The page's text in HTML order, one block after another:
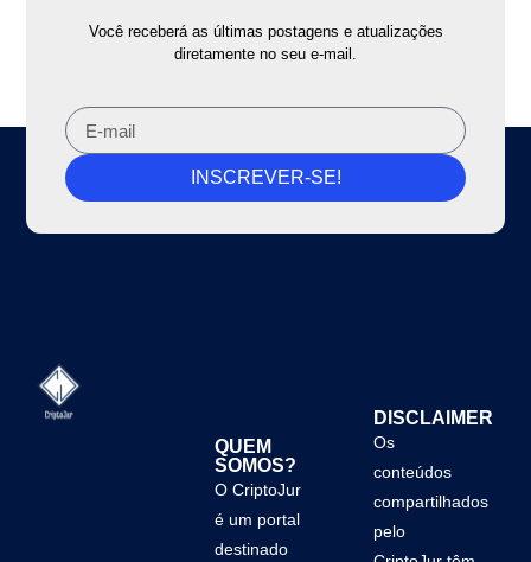
Você receberá as últimas postagens e atualizações
diretamente no seu e-mail.
INSCREVER-SE!
QUEM
SOMOS?
O CriptoJur
é um portal
destinado
DISCLAIMER
Os
conteúdos
compartilhados
pelo